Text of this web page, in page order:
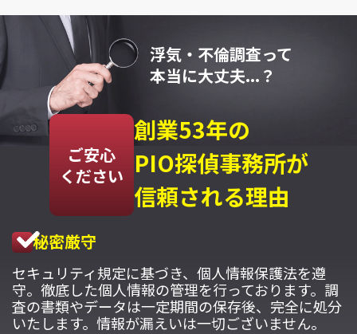
浮気・不倫調査って
本当に大丈夫...？
ご安心
ください
創業53年の
PIO探偵事務所が
信頼される理由
秘密厳守
セキュリティ規定に基づき、個人情報保護法を遵
守。徹底した個人情報の管理を行っております。調
査の書類やデータは一定期間の保存後、完全に処分
いたします。情報が漏えいは一切ございません。